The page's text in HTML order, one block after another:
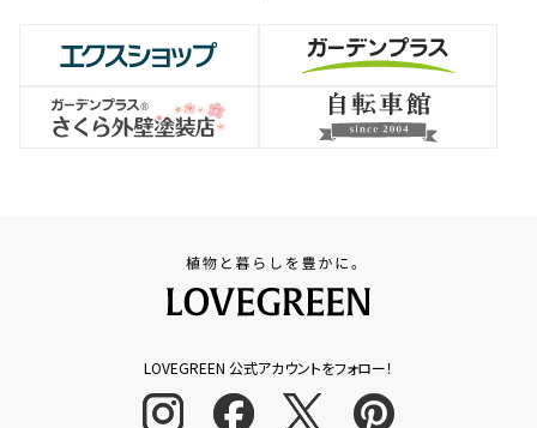
LOVEGREEN 公式アカウントをフォロー！